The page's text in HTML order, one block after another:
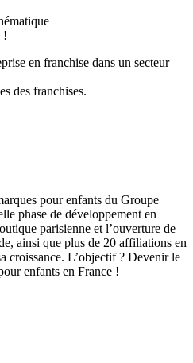
!
en franchise dans un secteur
des franchises.
pour enfants du Groupe
phase de développement en
parisienne et l’ouverture de
ainsi que plus de 20 affiliations en
croissance. L’objectif ? Devenir le
enfants en France !